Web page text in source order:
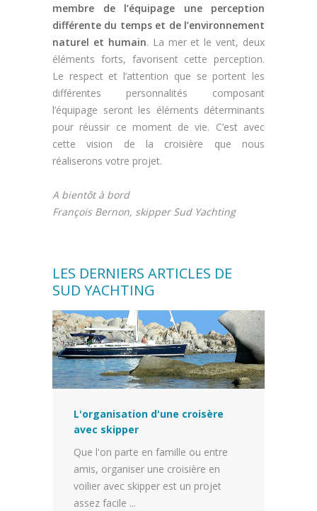
membre de l’équipage une perception
différente du temps et de l’environnement
naturel et humain. La mer et le vent, deux
éléments forts, favorisent cette perception.
Le respect et l’attention que se portent les
différentes personnalités composant
l’équipage seront les éléments déterminants
pour réussir ce moment de vie. C’est avec
cette vision de la croisière que nous
réaliserons votre projet.
A bientôt à bord
François Bernon, skipper Sud Yachting
LES DERNIERS ARTICLES DE
SUD YACHTING
L'organisation d'une croisère
avec skipper
Que l'on parte en famille ou entre
amis, organiser une croisière en
voilier avec skipper est un projet
assez facile ...